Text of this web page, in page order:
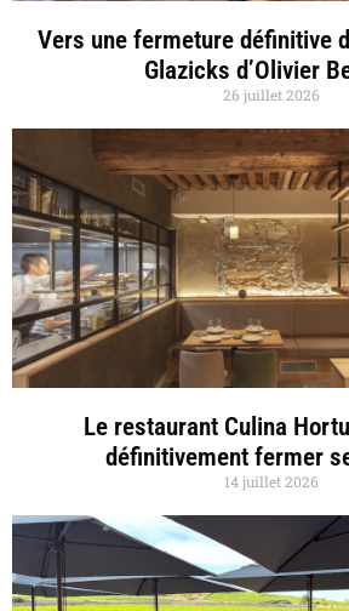
Vers une fermeture définitive
Glazicks d’Olivier
26 juillet 2026
Le restaurant Culina
définitivement fermer
14 juillet 2026